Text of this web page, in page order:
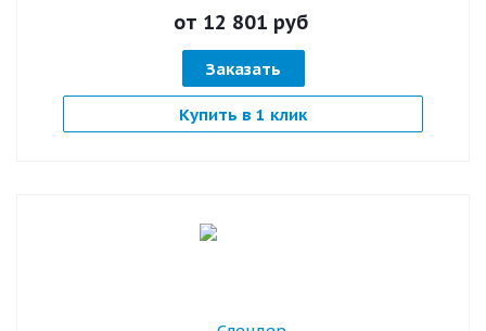
от 12 801 руб
Заказать
Купить в 1 клик